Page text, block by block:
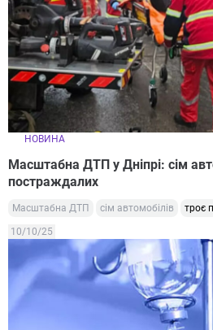
НОВИНА
Масштабна ДТП у Дніпрі: сім
постраждалих
Масштабна ДТП сім автомобілів троє
10/10/25